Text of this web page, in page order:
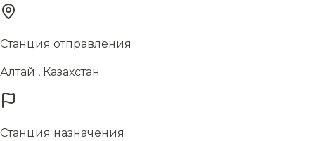
Станция отправления
Алтай , Казахстан
Станция назначения